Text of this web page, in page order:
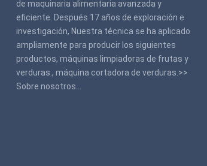
de maquinaria alimentaria avanzada y
eficiente. Después 17 años de exploración e
investigación, Nuestra técnica se ha aplicado
ampliamente para producir los siguientes
productos, máquinas limpiadoras de frutas y
verduras., máquina cortadora de verduras.>>
Sobre nosotros